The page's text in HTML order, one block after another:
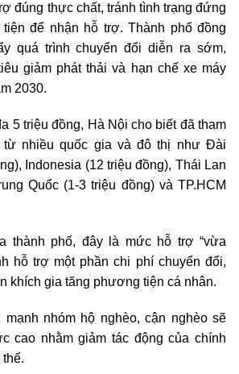
đúng thực chất, tránh tình trạng đứng
để nhận hỗ trợ. Thành phố đồng
quá trình chuyển đổi diễn ra sớm,
giảm phát thải và hạn chế xe máy
2030.
5 triệu đồng, Hà Nội cho biết đã tham
từ nhiều quốc gia và đô thị như Đài
Indonesia (12 triệu đồng), Thái Lan
Quốc (1-3 triệu đồng) và TP.HCM
thành phố, đây là mức hỗ trợ “vừa
hỗ trợ một phần chi phí chuyển đổi,
khích gia tăng phương tiện cá nhân.
mạnh nhóm hộ nghèo, cận nghèo sẽ
cao nhằm giảm tác động của chính